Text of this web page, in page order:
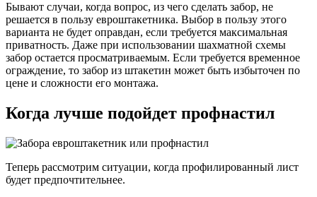
Бывают случаи, когда вопрос, из чего сделать забор, не
решается в пользу евроштакетника. Выбор в пользу этого
варианта не будет оправдан, если требуется максимальная
приватность. Даже при использовании шахматной схемы
забор остается просматриваемым. Если требуется временное
ограждение, то забор из штакетин может быть избыточен по
цене и сложности его монтажа.
Когда лучше подойдет профнастил
Теперь рассмотрим ситуации, когда профилированный лист
будет предпочтительнее.